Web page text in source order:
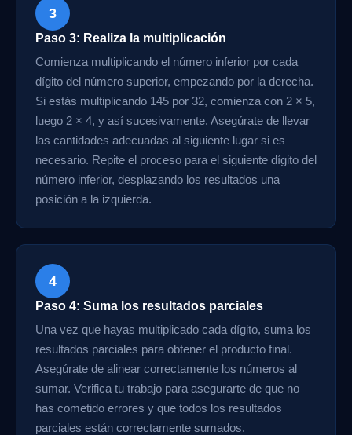
3
Paso 3: Realiza la multiplicación
Comienza multiplicando el número inferior por cada
dígito del número superior, empezando por la derecha.
Si estás multiplicando 145 por 32, comienza con 2 × 5,
luego 2 × 4, y así sucesivamente. Asegúrate de llevar
las cantidades adecuadas al siguiente lugar si es
necesario. Repite el proceso para el siguiente dígito del
número inferior, desplazando los resultados una
posición a la izquierda.
4
Paso 4: Suma los resultados parciales
Una vez que hayas multiplicado cada dígito, suma los
resultados parciales para obtener el producto final.
Asegúrate de alinear correctamente los números al
sumar. Verifica tu trabajo para asegurarte de que no
has cometido errores y que todos los resultados
parciales están correctamente sumados.